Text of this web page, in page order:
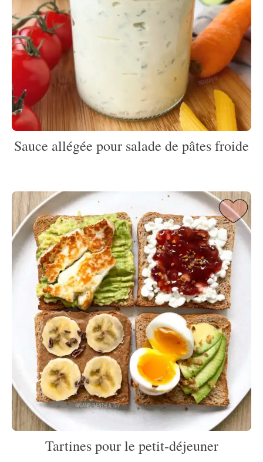
Sauce allégée pour salade de pâtes froide
Tartines pour le petit-déjeuner